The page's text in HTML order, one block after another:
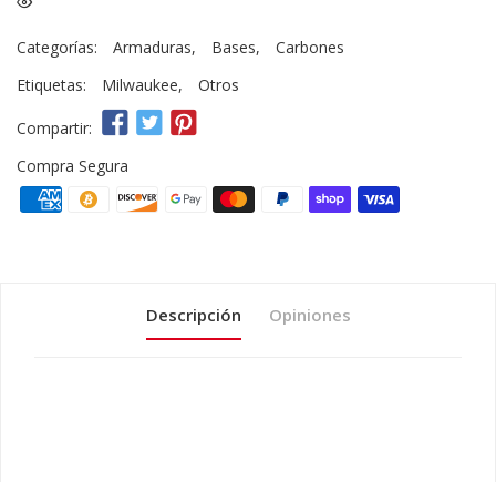
Categorías: Armaduras, Bases,
Carbones
Etiquetas:
Milwaukee, Otros
Compartir:
Compra Segura
Descripción Opiniones